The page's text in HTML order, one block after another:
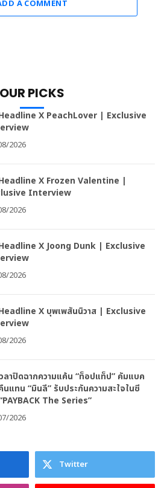
A COMMENT
OUR PICKS
X PeachLover | Exclusive
2026
X Frozen Valentine |
Interview
2026
X Joong Dunk | Exclusive
2026
X บุพเพสันนิวาส | Exclusive
2026
ลาปิดฉากความแค้น “ท็อปแท็ป” คัมแบค
นแทน “มินลี” รับประกันความสะใจในซี
The Series”
2026
Twitter